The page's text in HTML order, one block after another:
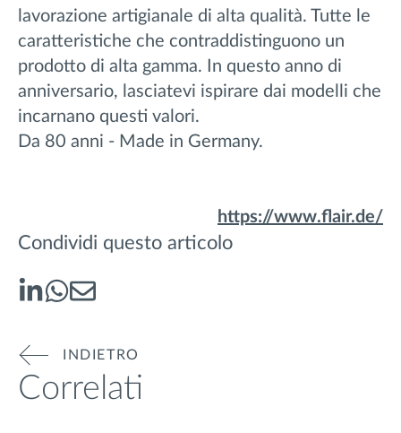
lavorazione artigianale di alta qualità. Tutte le
caratteristiche che contraddistinguono un
prodotto di alta gamma. In questo anno di
anniversario, lasciatevi ispirare dai modelli che
incarnano questi valori.
Da 80 anni - Made in Germany.
https://www.flair.de/
Condividi questo articolo
INDIETRO
Correlati